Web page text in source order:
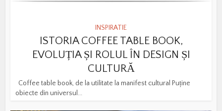
INSPIRATIE
ISTORIA COFFEE TABLE BOOK,
EVOLUȚIA ȘI ROLUL ÎN DESIGN ȘI
CULTURĂ
Coffee table book, de la utilitate la manifest cultural Puține
obiecte din universul...